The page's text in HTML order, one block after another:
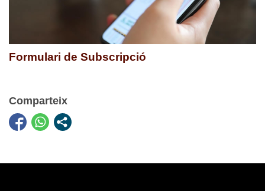
Formulari de Subscripció
Comparteix